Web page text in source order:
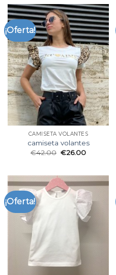
¡Oferta!
CAMISETA VOLANTES
camiseta volantes
€42.00 €26.00
¡Oferta!